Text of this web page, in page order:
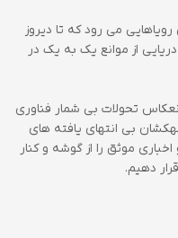
می رود که تا دیروز
از موانع یک به یک در
تحولات بی شمار فناوری
بی انتهای یافته های
موثق را از گوشه و کنار
دهیم.